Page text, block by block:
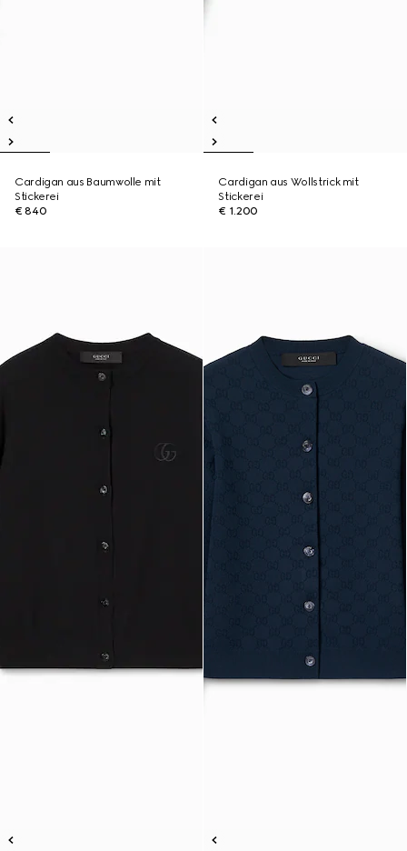
Cardigan aus Baumwolle mit
Stickerei
€ 840
Cardigan aus Wollstrick mit
Stickerei
€ 1.200